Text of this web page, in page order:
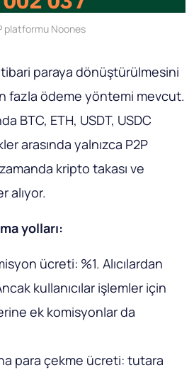
platformu Noones
paraya dönüştürülmesini
fazla ödeme yöntemi mevcut.
BTC, ETH, USDT, USDC
arasında yalnızca P2P
kripto takası ve
alıyor.
yolları:
ücreti: %1. Alıcılardan
kullanıcılar işlemler için
ek komisyonlar da
para çekme ücreti: tutara